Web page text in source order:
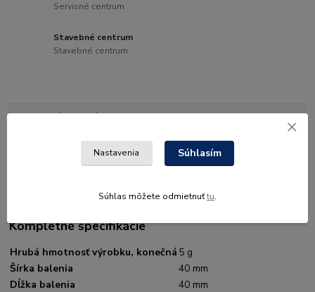
Servisné centrum
Stavebné centrum
Stavebné centrum
Kompletné špecifikácie
Kompletné špecifikácie
Hrubá hmotnosť výrobku, konečná 5 g
Šírka balenia
40 mm
Dĺžka balenia
40 mm
Nastavenia Súhlasím
Súhlas môžete odmietnuťtu.